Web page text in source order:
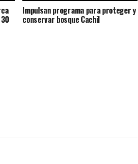
Impulsan programa para proteger y
conservar bosque Cachil